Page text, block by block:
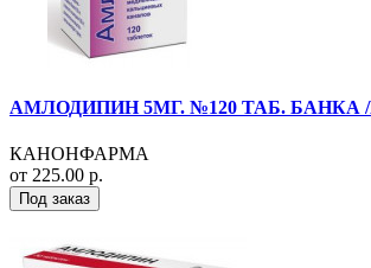
АМЛОДИПИН 5МГ. №120 ТАБ.
КАНОНФАРМА
от 225.00 р.
Под заказ